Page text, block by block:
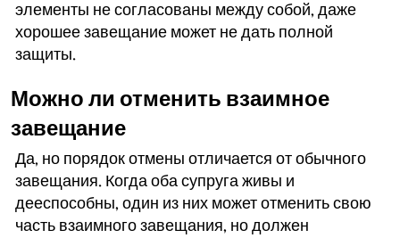
элементы не согласованы между собой, даже
хорошее завещание может не дать полной
защиты.
Можно ли отменить взаимное
завещание
Да, но порядок отмены отличается от обычного
завещания. Когда оба супруга живы и
дееспособны, один из них может отменить свою
часть взаимного завещания, но должен